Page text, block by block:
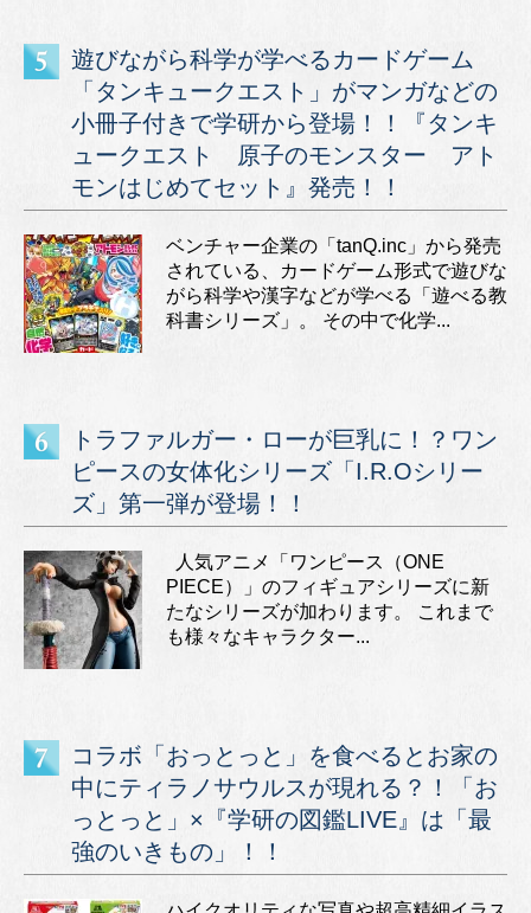
遊びながら科学が学べるカードゲーム
「タンキュークエスト」がマンガなどの
小冊子付きで学研から登場！！『タンキ
ュークエスト 原子のモンスター アト
モンはじめてセット』発売！！
ベンチャー企業の「tanQ.inc」から発売
されている、カードゲーム形式で遊びな
がら科学や漢字などが学べる「遊べる教
科書シリーズ」。 その中で化学...
トラファルガー・ローが巨乳に！？ワン
ピースの女体化シリーズ「I.R.Oシリー
ズ」第一弾が登場！！
人気アニメ「ワンピース（ONE
PIECE）」のフィギュアシリーズに新
たなシリーズが加わります。 これまで
も様々なキャラクター...
コラボ「おっとっと」を食べるとお家の
中にティラノサウルスが現れる？！「お
っとっと」×『学研の図鑑LIVE』は「最
強のいきもの」！！